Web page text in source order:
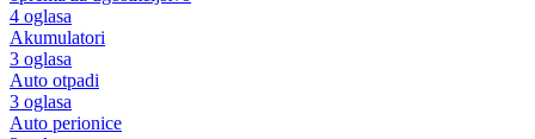
4 oglasa
Akumulatori
3 oglasa
Auto otpadi
3 oglasa
Auto perionice